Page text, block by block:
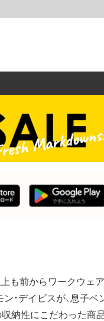
も前からワークウェ
・デイビスが、息子
納性にこだわった商